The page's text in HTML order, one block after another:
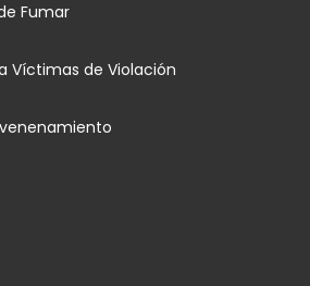
Fumar
Víctimas de Violación